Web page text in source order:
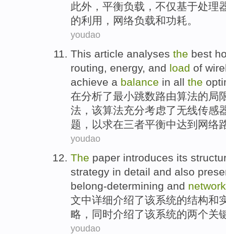
此外 ， 平衡负载 ， 不仅基于处理
的利用 ， 网络负载和功耗。
youdao
This article analyses the best
routing, energy, and load of
achieve a balance in all the
在分析了最小跳数路由算法的局
法，该算法充分考虑了无线传感
题， 以求在三者平衡中达到网络
youdao
The paper introduces its
strategy in detail and also
belong-determining and network
文中详细介绍了该系统的结构和
略 ， 同时介绍了该系统的两个关
youdao